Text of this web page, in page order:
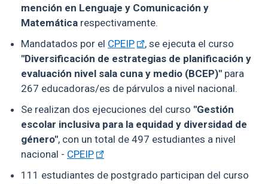
mención en Lenguaje y Comunicación y
Matemática respectivamente.
Mandatados por el CPEIP
, se ejecuta el curso
"Diversificación de estrategias de planificación y
evaluación nivel sala cuna y medio (BCEP)" para
267 educadoras/es de párvulos a nivel nacional.
Se realizan dos ejecuciones del curso "Gestión
escolar inclusiva para la equidad y diversidad de
género", con un total de 497 estudiantes a nivel
nacional - CPEIP
111 estudiantes de postgrado participan del curso